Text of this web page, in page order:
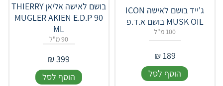
ג'ייד בושם לאישה ICON
MUSK OIL בושם א.ד.פ
100 מ"ל
189
₪
הוסף לסל
בושם לאישה אליאן THIERRY
MUGLER AKIEN E.D.P 90
ML
90 מ"ל
399
₪
הוסף לסל